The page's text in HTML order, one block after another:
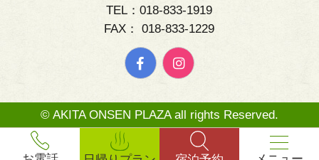
TEL：018-833-1919
FAX： 018-833-1229
© AKITA ONSEN PLAZA all rights Reserved.